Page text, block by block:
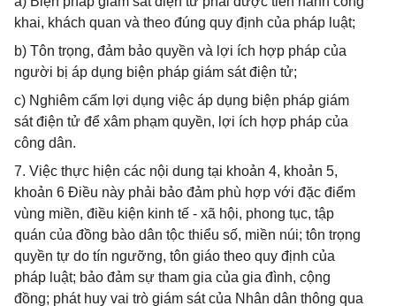
khai, khách quan và theo đúng quy định của pháp luật;
b) Tôn trọng, đảm bảo quyền và lợi ích hợp pháp của
người bị áp dụng biện pháp giám sát điện tử;
c) Nghiêm cấm lợi dụng việc áp dụng biện pháp giám
sát điện tử để xâm phạm quyền, lợi ích hợp pháp của
công dân.
7. Việc thực hiện các nội dung tại khoản 4, khoản 5,
khoản 6 Điều này phải bảo đảm phù hợp với đặc điểm
vùng miền, điều kiện kinh tế - xã hội, phong tục, tập
quán của đồng bào dân tộc thiểu số, miền núi; tôn trọng
quyền tự do tín ngưỡng, tôn giáo theo quy định của
pháp luật; bảo đảm sự tham gia của gia đình, cộng
đồng; phát huy vai trò giám sát của Nhân dân thông qua